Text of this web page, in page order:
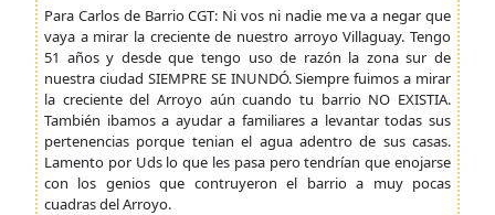
Para Carlos de Barrio CGT: Ni vos ni nadie me va a negar que
vaya a mirar la creciente de nuestro arroyo Villaguay. Tengo
51 años y desde que tengo uso de razón la zona sur de
nuestra ciudad SIEMPRE SE INUNDÓ. Siempre fuimos a mirar
la creciente del Arroyo aún cuando tu barrio NO EXISTIA.
También ibamos a ayudar a familiares a levantar todas sus
pertenencias porque tenian el agua adentro de sus casas.
Lamento por Uds lo que les pasa pero tendrían que enojarse
con los genios que contruyeron el barrio a muy pocas
cuadras del Arroyo.